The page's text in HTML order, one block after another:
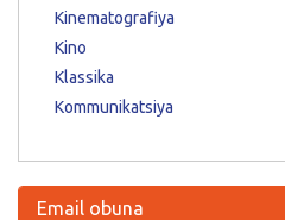
Kinematografiya
Kino
Klassika
Kommunikatsiya
Email obuna